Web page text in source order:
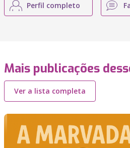
Perfil completo
Mais publicações
Ver a lista completa